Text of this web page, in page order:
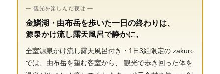
— 観光を楽しんだ夜は —
金鱗湖・由布岳を歩いた一日の終わりは、
源泉かけ流し露天風呂で静かに。
全室源泉かけ流し露天風呂付き・1日3組限定の zakuro
では、由布岳を望む客室から、 観光で歩き回った体を